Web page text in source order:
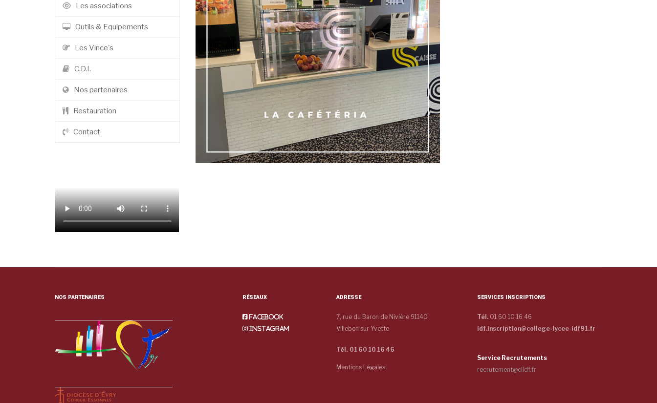
Les associations
Outils & Equipements
Les Vince's
C.D.I.
Nos partenaires
Restauration
Contact
NOS PARTENAIRES RÉSEAUX
Facebook
Instagram
ADRESSE
7, rue du Baron de Nivière 91140
Villebon sur Yvette
Tél. 01 60 10 16 46
Mentions Légales
SERVICES INSCRIPTIONS
Tél. 01 60 10 16 46
idf.inscription@college-lycee-idf91.fr
Service Recrutements
recrutement@clidf.fr